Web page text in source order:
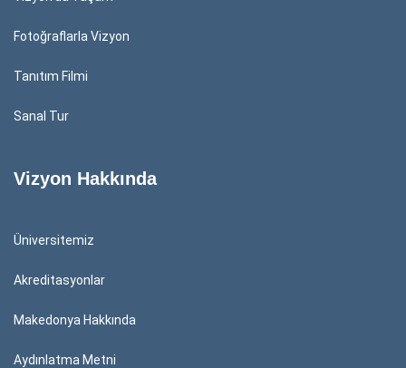
Fotoğraflarla Vizyon
Tanıtım Filmi
Sanal Tur
Vizyon Hakkında
Üniversitemiz
Akreditasyonlar
Makedonya Hakkında
Aydınlatma Metni